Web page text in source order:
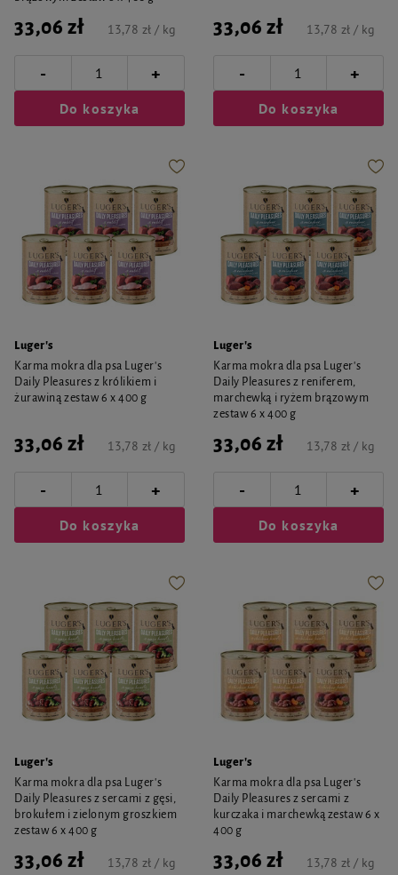
33,06 zł 13,78 zł / kg
- +
Do koszyka
33,06 zł 13,78 zł / kg
- +
Do koszyka
Luger's
Karma mokra dla psa Luger's
Daily Pleasures z królikiem i
żurawiną zestaw 6 x 400 g
33,06 zł 13,78 zł / kg
- +
Do koszyka
Luger's
Karma mokra dla psa Luger's
Daily Pleasures z reniferem,
marchewką i ryżem brązowym
zestaw 6 x 400 g
33,06 zł 13,78 zł / kg
- +
Do koszyka
Luger's
Karma mokra dla psa Luger's
Daily Pleasures z sercami z gęsi,
brokułem i zielonym groszkiem
zestaw 6 x 400 g
33,06 zł 13,78 zł / kg
Luger's
Karma mokra dla psa Luger's
Daily Pleasures z sercami z
kurczaka i marchewką zestaw 6 x
400 g
33,06 zł 13,78 zł / kg